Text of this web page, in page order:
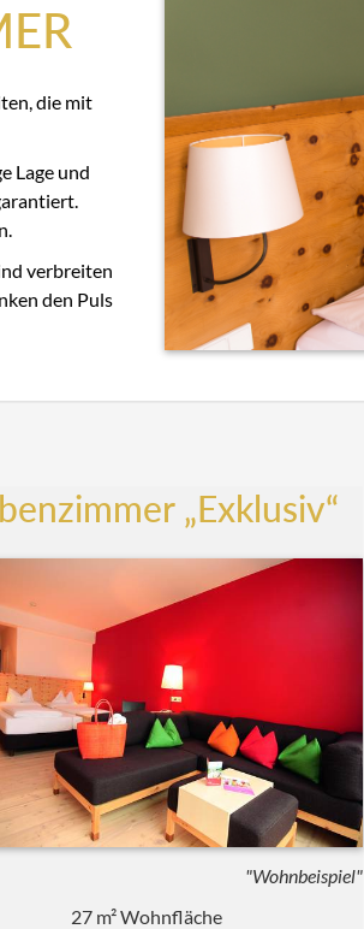
die mit
Lage und
verbreiten
den Puls
„Exklusiv“
"Wohnbeispiel"
27 m² Wohnfläche